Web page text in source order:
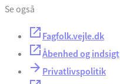
Se også
Fagfolk.vejle.dk
Åbenhed og indsigt
Privatlivspolitik